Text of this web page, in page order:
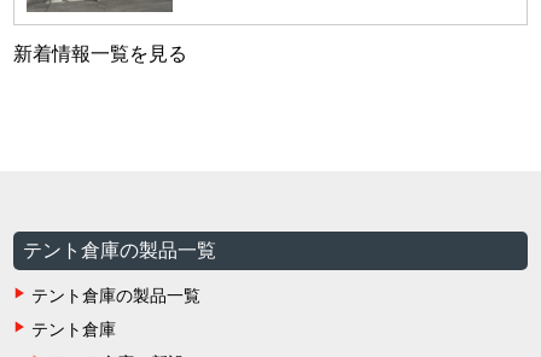
新着情報一覧を見る
テント倉庫の製品一覧
テント倉庫の製品一覧
テント倉庫